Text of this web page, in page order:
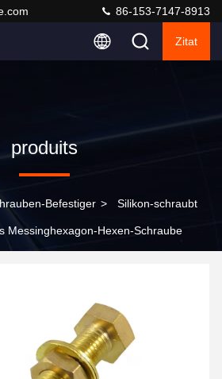
86-153-7147-8913
Zitat
produits
Befestiger > Silikon-schraubt
Messinghexagon-Hexen-Schraube